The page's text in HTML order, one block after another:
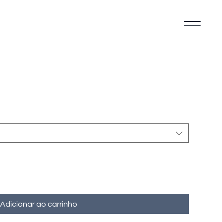
Adicionar ao carrinho